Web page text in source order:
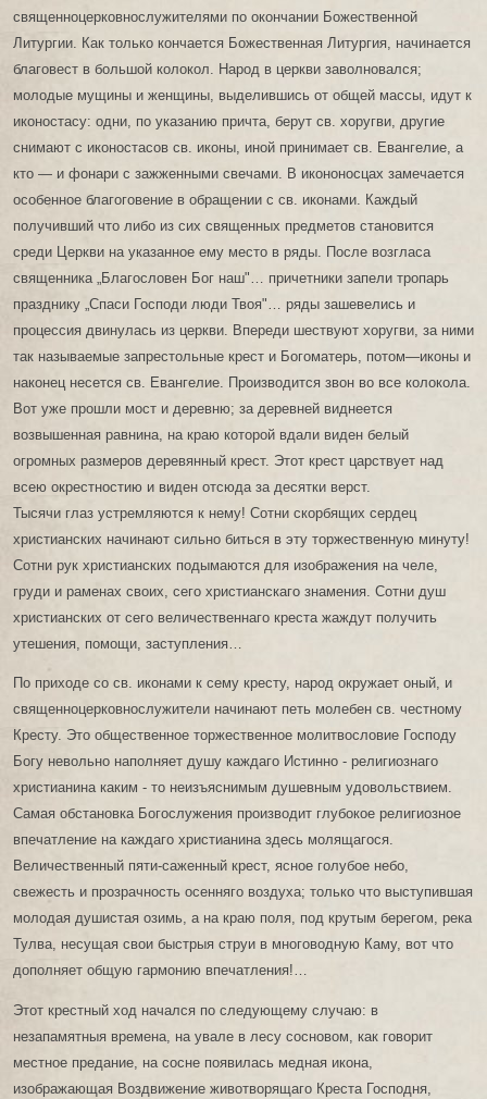
священноцерковнослужителями по окончании Божественной
Литургии. Как только кончается Божественная Литургия, начинается
благовест в большой колокол. Народ в церкви заволновался;
молодые мущины и женщины, выделившись от общей массы, идут к
иконостасу: одни, по указанию причта, берут св. хоругви, другие
снимают с иконостасов св. иконы, иной принимает св. Евангелие, а
кто — и фонари с зажженными свечами. В икононосцах замечается
особенное благоговение в обращении с св. иконами. Каждый
получивший что либо из сих священных предметов становится
среди Церкви на указанное ему место в ряды. После возгласа
священника „Благословен Бог наш"… причетники запели тропарь
празднику „Спаси Господи люди Твоя"… ряды зашевелись и
процессия двинулась из церкви. Впереди шествуют хоругви, за ними
так называемые запрестольные крест и Богоматерь, потом—иконы и
наконец несется св. Евангелие. Производится звон во все колокола.
Вот уже прошли мост и деревню; за деревней виднеется
возвышенная равнина, на краю которой вдали виден белый
огромных размеров деревянный крест. Этот крест царствует над
всею окрестностию и виден отсюда за десятки верст.
Тысячи глаз устремляются к нему! Сотни скорбящих сердец
христианских начинают сильно биться в эту торжественную минуту!
Сотни рук христианских подымаются для изображения на челе,
груди и раменах своих, сего христианскаго знамения. Сотни душ
христианских от сего величественнаго креста жаждут получить
утешения, помощи, заступления…
По приходе со св. иконами к сему кресту, народ окружает оный, и
священноцерковнослужители начинают петь молебен св. честному
Кресту. Это общественное торжественное молитвословие Господу
Богу невольно наполняет душу каждаго Истинно - религиознаго
христианина каким - то неизъяснимым душевным удовольствием.
Самая обстановка Богослужения производит глубокое религиозное
впечатление на каждаго христианина здесь молящагося.
Величественный пяти-саженный крест, ясное голубое небо,
свежесть и прозрачность осенняго воздуха; только что выступившая
молодая душистая озимь, а на краю поля, под крутым берегом, река
Тулва, несущая свои быстрыя струи в многоводную Каму, вот что
дополняет общую гармонию впечатления!…
Этот крестный ход начался по следующему случаю: в
незапамятныя времена, на увале в лесу сосновом, как говорит
местное предание, на сосне появилась медная икона,
изображающая Воздвижение животворящаго Креста Господня,